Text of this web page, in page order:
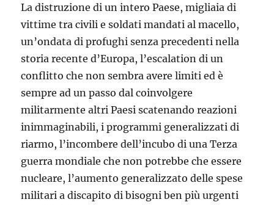
La distruzione di un intero Paese, migliaia di
vittime tra civili e soldati mandati al macello,
un’ondata di profughi senza precedenti nella
storia recente d’Europa, l’escalation di un
conflitto che non sembra avere limiti ed è
sempre ad un passo dal coinvolgere
militarmente altri Paesi scatenando reazioni
inimmaginabili, i programmi generalizzati di
riarmo, l’incombere dell’incubo di una Terza
guerra mondiale che non potrebbe che essere
nucleare, l’aumento generalizzato delle spese
militari a discapito di bisogni ben più urgenti